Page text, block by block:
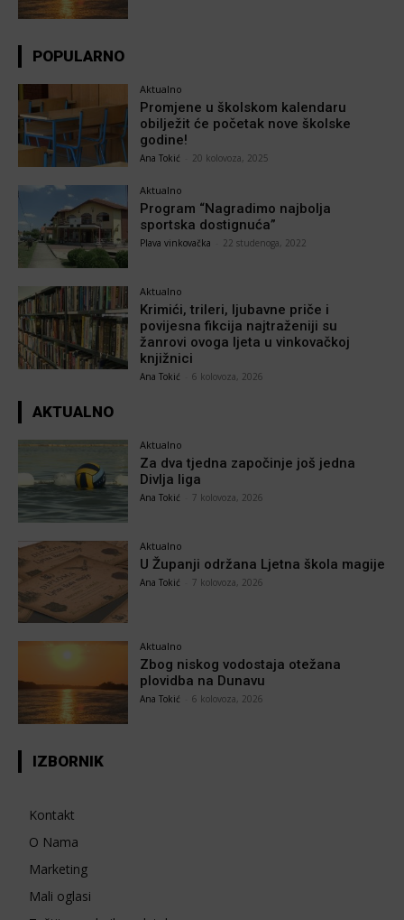
POPULARNO
Aktualno
Promjene u školskom kalendaru
obilježit će početak nove školske
godine!
Ana Tokić 20 kolovoza, 2025
Aktualno
Program “Nagradimo najbolja
sportska dostignuća”
Plava vinkovačka 22 studenoga, 2022
Aktualno
Krimići, trileri, ljubavne priče i
povijesna fikcija najtraženiji su
žanrovi ovoga ljeta u vinkovačkoj
knjižnici
Ana Tokić 6 kolovoza, 2026
AKTUALNO
Aktualno
Za dva tjedna započinje još jedna
Divlja liga
Ana Tokić 7 kolovoza, 2026
Aktualno
U Županji održana Ljetna škola magije
Ana Tokić 7 kolovoza, 2026
Aktualno
Zbog niskog vodostaja otežana
plovidba na Dunavu
Ana Tokić 6 kolovoza, 2026
IZBORNIK
Kontakt
O Nama
Marketing
Mali oglasi